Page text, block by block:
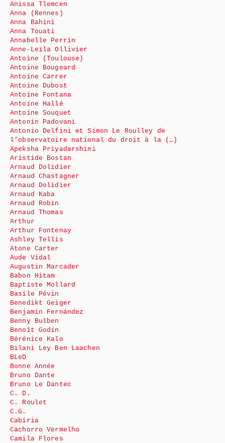
Anissa Tlemcen
Anna (Rennes)
Anna Bahini
Anna Touati
Annabelle Perrin
Anne-Leïla Ollivier
Antoine (Toulouse)
Antoine Bougeard
Antoine Carrer
Antoine Dubost
Antoine Fontana
Antoine Hallé
Antoine Souquet
Antonin Padovani
Antonio Delfini et Simon Le Roulley de
l’observatoire national du droit à la (…)
Apeksha Priyadarshini
Aristide Bostan
Arnaud Dolidier
Arnaud Chastagner
Arnaud Dolidier
Arnaud Kaba
Arnaud Robin
Arnaud Thomas
Arthur
Arthur Fontenay
Ashley Tellis
Atone Carter
Aude Vidal
Augustin Marcader
Babon Hitam
Baptiste Mollard
Basile Pévin
Benedikt Geiger
Benjamin Fernández
Benny Bulben
Benoît Godin
Bérénice Kalo
Bilani Ley Ben Laachen
BLeD
Bonne Année
Bruno Dante
Bruno Le Dantec
C. D.
C. Roulet
C.G.
Cabiria
Cachorro Vermelho
Camila Flores